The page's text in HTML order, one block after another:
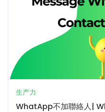
生产力
WhatApp不加聯絡人|